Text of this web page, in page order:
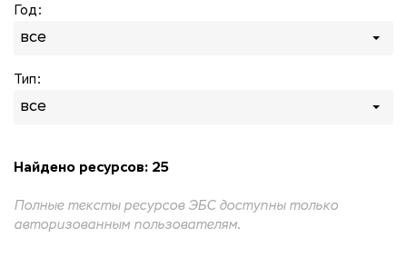
Год:
все
Тип:
все
Найдено ресурсов: 25
Полные тексты ресурсов ЭБС доступны только
авторизованным пользователям.